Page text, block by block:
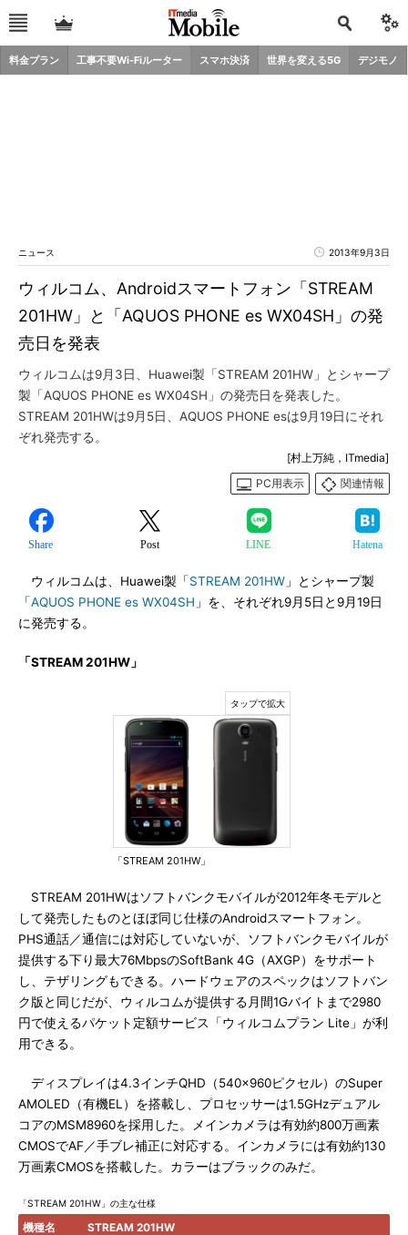
料金プラン 工事不要Wi-Fiルーター スマホ決済 世界を変える5G デジモノ
ニュース 2013年9月3日
ウィルコム、Androidスマートフォン「STREAM
201HW」と「AQUOS PHONE es WX04SH」の発
売日を発表
ウィルコムは9月3日、Huawei製「STREAM 201HW」とシャープ
製「AQUOS PHONE es WX04SH」の発売日を発表した。
STREAM 201HWは9月5日、AQUOS PHONE esは9月19日にそれ
ぞれ発売する。
[村上万純，ITmedia]
PC用表示
関連情報
Share Post LINE Hatena
ウィルコムは、Huawei製「STREAM 201HW 」とシャープ製
「AQUOS PHONE es WX04SH 」を、それぞれ9月5日と9月19日
に発売する。
「STREAM 201HW」
「STREAM 201HW」
STREAM 201HWはソフトバンクモバイルが2012年冬モデルと
して発売したものとほぼ同じ仕様のAndroidスマートフォン。
PHS通話／通信には対応していないが、ソフトバンクモバイルが
提供する下り最大76MbpsのSoftBank 4G（AXGP）をサポート
し、テザリングもできる。ハードウェアのスペックはソフトバン
ク版と同じだが、ウィルコムが提供する月間1Gバイトまで2980
円で使えるパケット定額サービス「ウィルコムプラン Lite」が利
用できる。
ディスプレイは4.3インチQHD（540×960ピクセル）のSuper
AMOLED（有機EL）を搭載し、プロセッサーは1.5GHzデュアル
コアのMSM8960を採用した。メインカメラは有効約800万画素
CMOSでAF／手ブレ補正に対応する。インカメラには有効約130
万画素CMOSを搭載した。カラーはブラックのみだ。
「STREAM 201HW」の主な仕様
機種名 STREAM 201HW